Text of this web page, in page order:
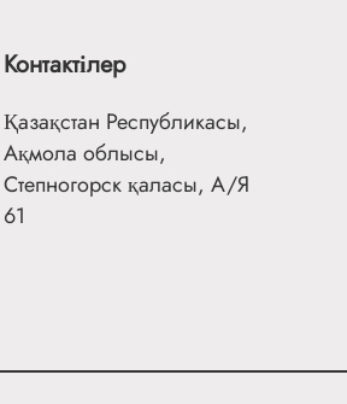
Контактілер
Қазақстан Республикасы,
Ақмола облысы,
Степногорск қаласы, А/Я
61